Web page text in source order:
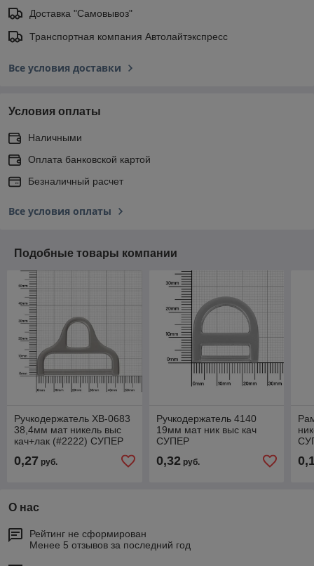
Доставка "Самовывоз"
Транспортная компания Автолайтэкспресс
Все условия доставки
Условия оплаты
Наличными
Оплата банковской картой
Безналичный расчет
Все условия оплаты
Подобные товары компании
Ручкодержатель XB-0683
38,4мм мат никель выс
кач+лак (#2222) СУПЕР
0,27 руб.
Ручкодержатель 4140
19мм мат ник выс кач
СУПЕР
0,32руб.
О нас
Рейтинг не сформирован
Менее 5 отзывов за последний год